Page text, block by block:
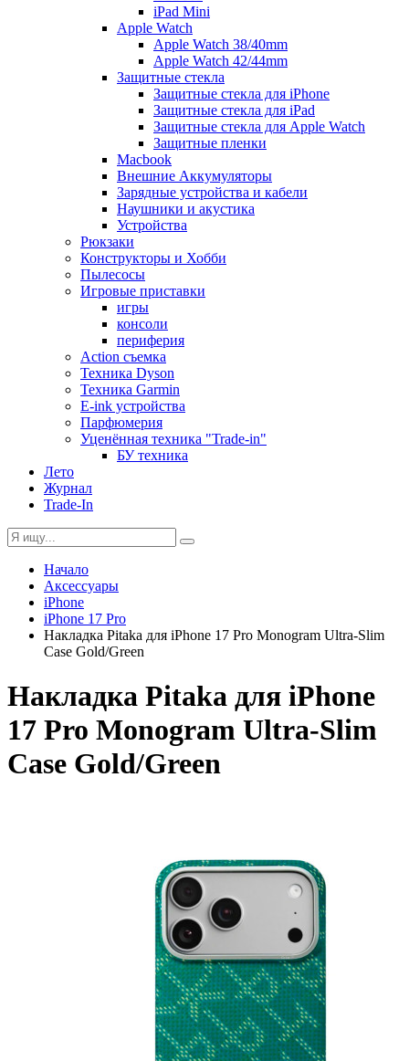
iPad Mini
Apple Watch
Apple Watch 38/40mm
Apple Watch 42/44mm
Защитные стекла
Защитные стекла для iPhone
Защитные стекла для iPad
Защитные стекла для Apple Watch
Защитные пленки
Macbook
Внешние Аккумуляторы
Зарядные устройства и кабели
Наушники и акустика
Устройства
Рюкзаки
Конструкторы и Хобби
Пылесосы
Игровые приставки
игры
консоли
периферия
Action съемка
Техника Dyson
Техника Garmin
E-ink устройства
Парфюмерия
Уценённая техника "Trade-in"
БУ техника
Лето
Журнал
Trade-In
Начало
Аксессуары
iPhone
iPhone 17 Pro
Накладка Pitaka для iPhone 17 Pro Monogram Ultra-Slim
Case Gold/Green
Накладка Pitaka для iPhone
17 Pro Monogram Ultra-Slim
Case Gold/Green